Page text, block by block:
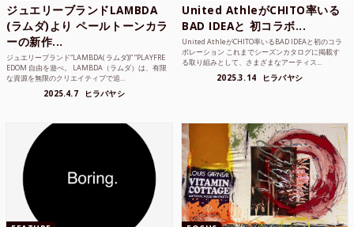
ジュエリーブランドLAMBDA
(ラムダ)より ペールトーンカラ
ーの新作...
ジュエリーブランド“LAMBDA( ラムダ))” “PLAYFRE
EDOM 自由を遊べ。 LAMBDA（ラムダ）は、有限
な資源を無限のクリエイティブで追...
2025.4.7 ヒラバヤシ
United AthleがCHITO率いる
BAD IDEAと 初コラボ...
United AthleがCHITO率いるBAD IDEAと初のコラ
ボレーション これまでシーズンカタログに掲載す
る取り組みとして、さまざまなアーティス...
2025.3.14 ヒラバヤシ